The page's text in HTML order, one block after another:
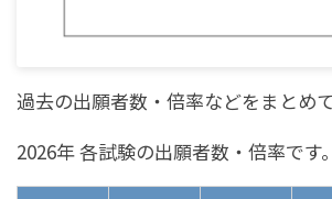
過去の出願者数・倍率などをまとめて
2026年 各試験の出願者数・倍率です。